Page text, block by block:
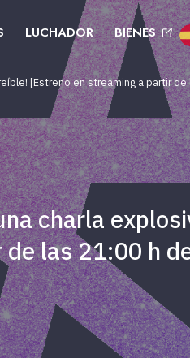
LUCHADOR BIENES
[Estreno en streaming a partir
charla
las 21:00 h